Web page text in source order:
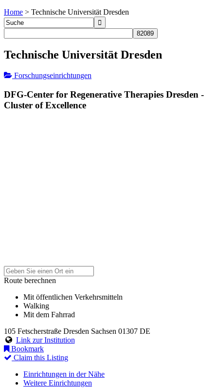
Home > Technische Universität Dresden
Technische Universität Dresden
Forschungseinrichtungen
DFG-Center for Regenerative Therapies Dresden -
Cluster of Excellence
Route berechnen
Mit öffentlichen Verkehrsmitteln
Walking
Mit dem Fahrrad
105 Fetscherstraße Dresden Sachsen 01307 DE
Link zur Institution
Bookmark
Claim this Listing
Einrichtungen in der Nähe
Weitere Einrichtungen